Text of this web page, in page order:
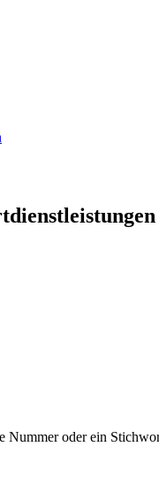
Nummer oder ein